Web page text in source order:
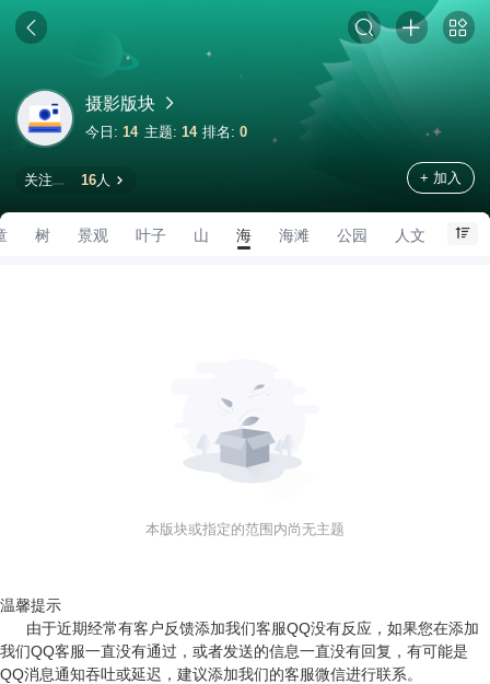
摄影版块
今日: 14 主题: 14 排名:0
关注 16人 + 加入
树 景观 叶子 山 海 海滩 公园 人文
本版块或指定的范围内尚无主题
温馨提示
由于近期经常有客户反馈添加我们客服QQ没有反应，如果您在添加
我们QQ客服一直没有通过，或者发送的信息一直没有回复，有可能是
QQ消息通知吞吐或延迟，建议添加我们的客服微信进行联系。